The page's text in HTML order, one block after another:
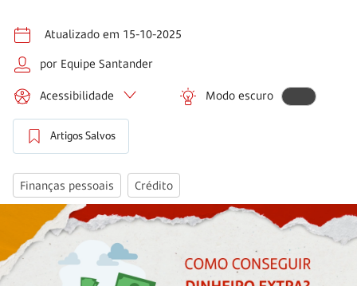
Atualizado em 15-10-2025
por Equipe Santander
Acessibilidade Modo escuro
Artigos Salvos
Finanças pessoais Crédito